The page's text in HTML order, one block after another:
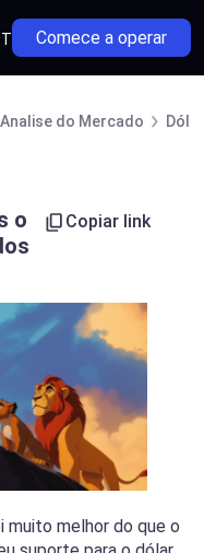
Comece a operar
Analise do Mercado
o
Copiar link
muito melhor do que o